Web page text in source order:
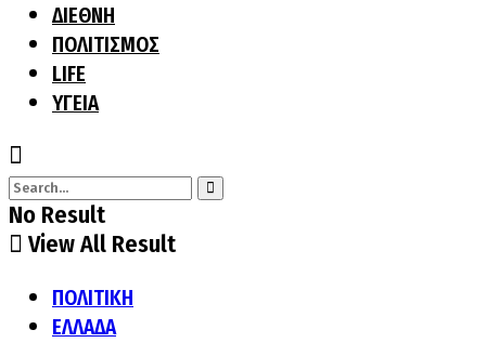
ΔΙΕΘΝΗ
ΠΟΛΙΤΙΣΜΟΣ
LIFE
ΥΓΕΙΑ
No Result
View All Result
ΠΟΛΙΤΙΚΗ
ΕΛΛΑΔΑ